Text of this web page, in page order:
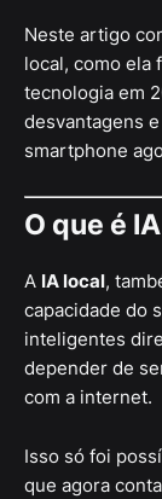
Neste artigo
local, como ela
tecnologia em
desvantagens
smartphone
O que é
A IA local,
capacidade do
inteligentes
depender de
com a internet.
Isso só foi
que agora